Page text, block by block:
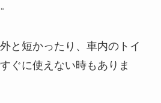
と短かったり、車内のトイ
ぐに使えない時もありま